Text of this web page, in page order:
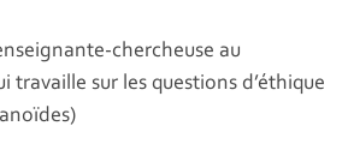
chercheuse au
travaille sur les questions d’éthique